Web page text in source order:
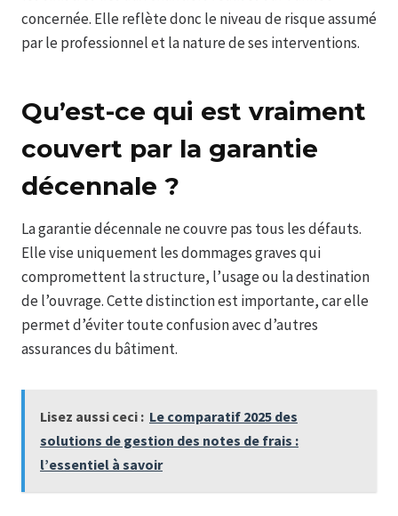
concernée. Elle reflète donc le niveau de risque assumé
par le professionnel et la nature de ses interventions.
Qu’est-ce qui est vraiment
couvert par la garantie
décennale ?
La garantie décennale ne couvre pas tous les défauts.
Elle vise uniquement les dommages graves qui
compromettent la structure, l’usage ou la destination
de l’ouvrage. Cette distinction est importante, car elle
permet d’éviter toute confusion avec d’autres
assurances du bâtiment.
Lisez aussi ceci : Le comparatif 2025 des
solutions de gestion des notes de frais :
l’essentiel à savoir